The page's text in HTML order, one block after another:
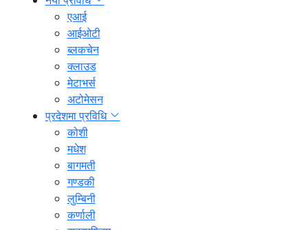
एआई
आईओटी
ब्लकचेन
क्लाउड
मेटाभर्स
अटोमेसन
प्रदेशमा प्रविधि
कोशी
मधेश
बागमती
गण्डकी
लुम्बिनी
कर्णाली